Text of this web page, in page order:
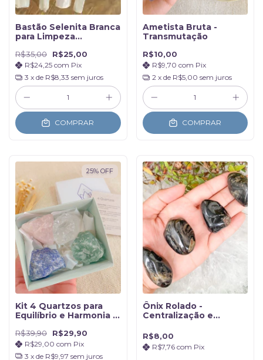
Bastão Selenita Branca
para Limpeza
51gr a 100gr
R$35,00 R$25,00
R$24,25 com Pix
3 x de R$8,33 sem juros
COMPRAR
Ametista Bruta -
Transmutação
R$10,00
R$9,70 com Pix
2 x de R$5,00 sem juros
COMPRAR
25% OFF
Kit 4 Quartzos para
Equilíbrio e Harmonia -
R$39,90 R$29,90
R$29,00 com Pix
3 x de R$9,97 sem juros
Ônix Rolado -
Centralização e
R$8,00
R$7,76 com Pix